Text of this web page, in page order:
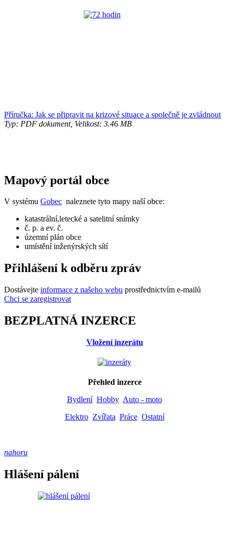
Příručka: Jak se připravit na krizové situace a společně je zvládnout
Typ: PDF dokument, Velikost: 3.46 MB
Mapový portál obce
V systému Gobec naleznete tyto mapy naší obce:
katastrální,letecké a satelitní snímky
č. p. a ev. č.
územní plán obce
umístění inženýrských sítí
Přihlášení k odběru zpráv
Dostávejte informace z našeho webu prostřednictvím e-mailů
Chci se zaregistrovat
BEZPLATNÁ INZERCE
Vložení inzerátu
Přehled inzerce
Bydlení Hobby Auto - moto
Elektro Zvířata Práce Ostatní
nahoru
Hlášení pálení